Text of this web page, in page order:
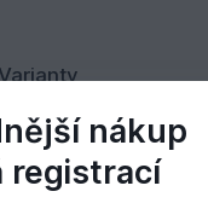
Varianty
bez
nákup
registrací